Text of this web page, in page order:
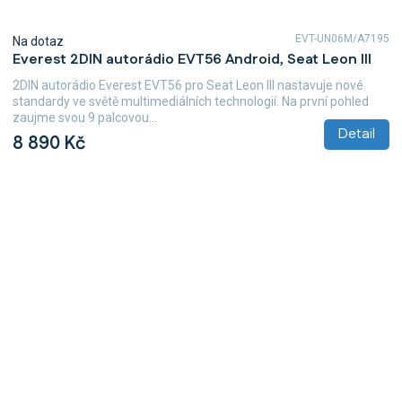
Everest 2DIN autorádio EVT56 Android, Seat Leon III
Na dotaz
8 890 Kč Detail
2DIN autorádio Everest EVT56 pro Seat Leon III nastavuje nové
standardy ve světě multimediálních technologií. Na první pohled
zaujme svou 9 palcovou...
EVT-UN06M/A7195